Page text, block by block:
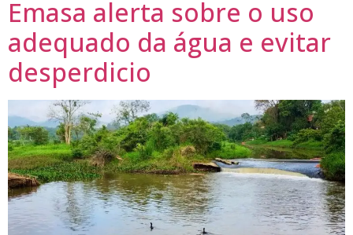
Emasa alerta sobre o uso
adequado da água e evitar
desperdicio